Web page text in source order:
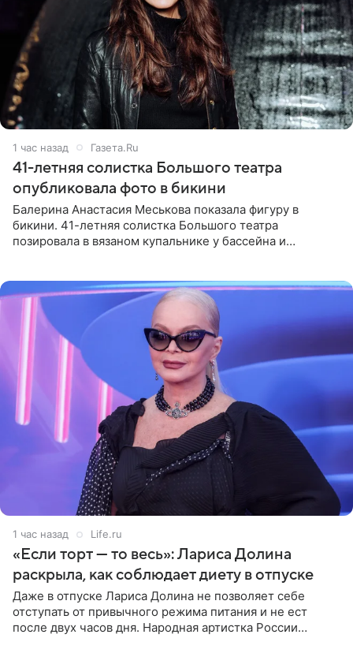
1 час назад Газета.Ru
41-летняя солистка Большого театра
опубликовала фото в бикини
Балерина Анастасия Меськова показала фигуру в
бикини. 41-летняя солистка Большого театра
позировала в вязаном купальнике у бассейна и
1 час назад Life.ru
«Если торт — то весь»: Лариса Долина
раскрыла, как соблюдает диету в отпуске
Даже в отпуске Лариса Долина не позволяет себе
отступать от привычного режима питания и не ест
после двух часов дня. Народная артистка России